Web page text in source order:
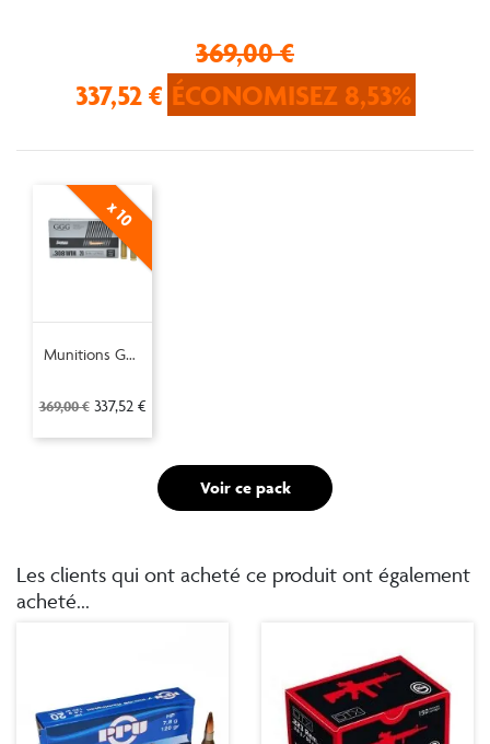
369,00 €
337,52 € ÉCONOMISEZ 8,53%
x 10
Munitions GGG calibre 308 Win Sierra HPBT Match 175gr - 11.3g x20
369,00 € 337,52 €
Voir ce pack
Les clients qui ont acheté ce produit ont également
acheté...